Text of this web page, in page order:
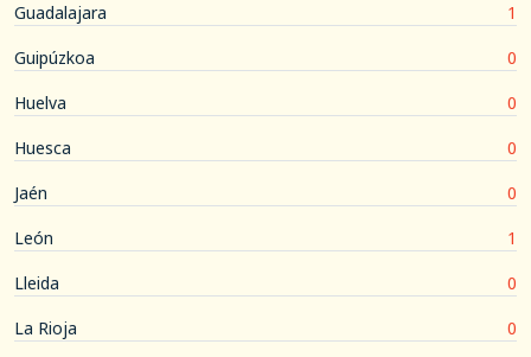
Guadalajara
1
Guipúzkoa
0
Huelva
0
Huesca
0
Jaén
0
León
1
Lleida
0
La Rioja
0